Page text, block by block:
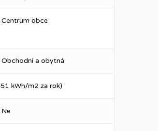
Centrum obce
Obchodní a obytná
kWh/m2 za rok)
Ne